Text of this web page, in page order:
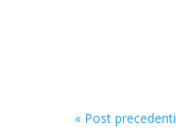
« Post precedenti